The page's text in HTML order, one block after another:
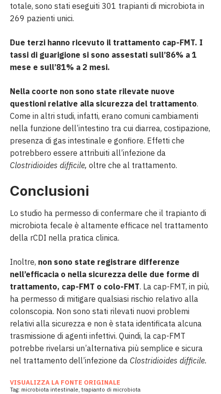
totale, sono stati eseguiti 301 trapianti di microbiota in
269 pazienti unici.
Due terzi hanno ricevuto il trattamento cap-FMT. I
tassi di guarigione si sono assestati sull’86% a 1
mese e sull’81% a 2 mesi.
Nella coorte non sono state rilevate nuove
questioni relative alla sicurezza del trattamento.
Come in altri studi, infatti, erano comuni cambiamenti
nella funzione dell’intestino tra cui diarrea, costipazione,
presenza di gas intestinale e gonfiore. Effetti che
potrebbero essere attribuiti all’infezione da
Clostridioides difficile, oltre che al trattamento.
Conclusioni
Lo studio ha permesso di confermare che il trapianto di
microbiota fecale è altamente efficace nel trattamento
della rCDI nella pratica clinica.
Inoltre, non sono state registrare differenze
nell’efficacia o nella sicurezza delle due forme di
trattamento, cap-FMT o colo-FMT. La cap-FMT, in più,
ha permesso di mitigare qualsiasi rischio relativo alla
colonscopia. Non sono stati rilevati nuovi problemi
relativi alla sicurezza e non è stata identificata alcuna
trasmissione di agenti infettivi. Quindi, la cap-FMT
potrebbe rivelarsi un’alternativa più semplice e sicura
nel trattamento dell’infezione da Clostridioides difficile.
VISUALIZZA LA FONTE ORIGINALE
Tag: microbiota intestinale, trapianto di microbiota